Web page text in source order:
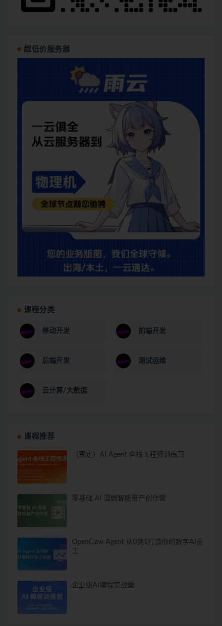
超低价服务器
课程分类
移动开发 前端开发
后端开发 测试运维
云计算/大数据
课程推荐
（预定）AI Agent 全栈工程师训练营
零基础 AI 漫剧智能量产创作营
OpenClaw Agent 从0到1打造你的数字AI员
工
企业级AI编程实战营